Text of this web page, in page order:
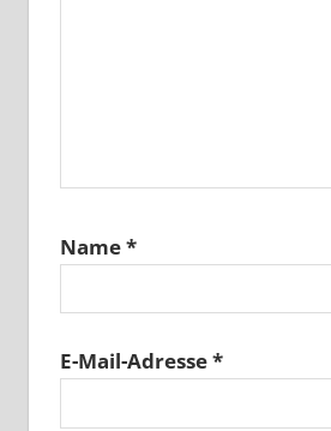
Name*
E-Mail-Adresse*